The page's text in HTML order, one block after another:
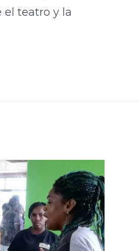
el teatro y la